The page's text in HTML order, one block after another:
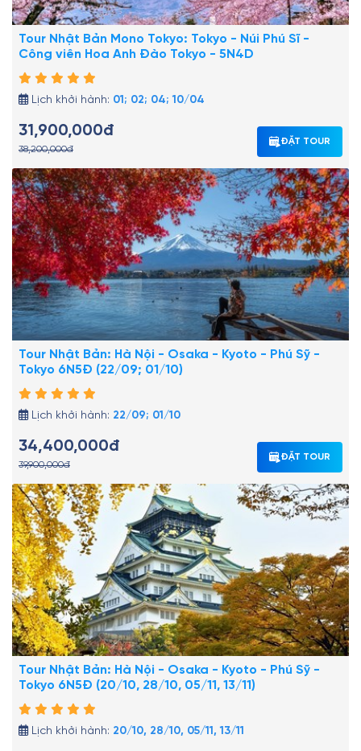
Tour Nhật Bản Mono Tokyo: Tokyo - Núi Phú Sĩ -
Công viên Hoa Anh Đào Tokyo - 5N4D
Lịch khởi hành: 01; 02; 04; 10/04
31,900,000đ
38,200,000đ
ĐẶT TOUR
Tour Nhật Bản: Hà Nội - Osaka - Kyoto - Phú Sỹ -
Tokyo 6N5Đ (22/09; 01/10)
Lịch khởi hành: 22/09; 01/10
34,400,000đ
39,900,000đ
ĐẶT TOUR
Tour Nhật Bản: Hà Nội - Osaka - Kyoto - Phú Sỹ -
Tokyo 6N5Đ (20/10, 28/10, 05/11, 13/11)
Lịch khởi hành: 20/10, 28/10, 05/11, 13/11